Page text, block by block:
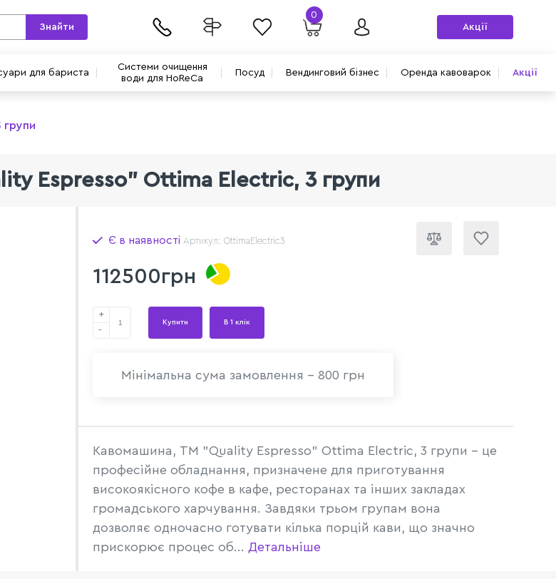
для бариста
Системи очищення
води для HoReCa
Посуд Вендинговий бізнес Оренда кавоварок Акції
Знайти
0
Акції
Espresso" Ottima Electric, 3 групи
Є в наявності Артикул: OttimaElectric3
112500грн
+
-
Купити В 1 клік
Мінімальна сума замовлення - 800 грн
Кавомашина, TM "Quality Espresso" Ottima Electric, 3 групи - це
професійне обладнання, призначене для приготування
високоякісного кофе в кафе, ресторанах та інших закладах
громадського харчування. Завдяки трьом групам вона
дозволяє одночасно готувати кілька порцій кави, що значно
прискорює процес об... Детальніше